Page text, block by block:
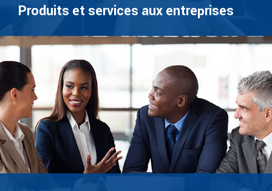
Produits et services aux entreprises